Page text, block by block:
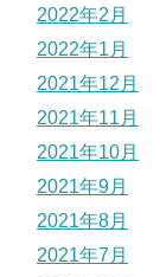
2022年2月
2022年1月
2021年12月
2021年11月
2021年10月
2021年9月
2021年8月
2021年7月